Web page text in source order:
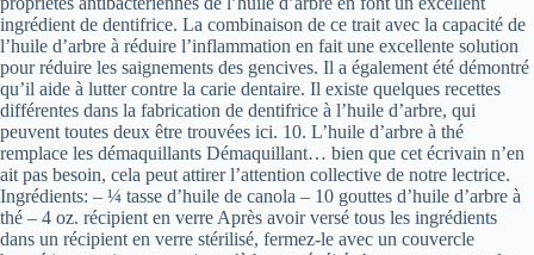
ingrédient de dentifrice. La combinaison de ce trait avec la capacité de
l’huile d’arbre à réduire l’inflammation en fait une excellente solution
pour réduire les saignements des gencives. Il a également été démontré
qu’il aide à lutter contre la carie dentaire. Il existe quelques recettes
différentes dans la fabrication de dentifrice à l’huile d’arbre, qui
peuvent toutes deux être trouvées ici. 10. L’huile d’arbre à thé
remplace les démaquillants Démaquillant… bien que cet écrivain n’en
ait pas besoin, cela peut attirer l’attention collective de notre lectrice.
Ingrédients: – ¼ tasse d’huile de canola – 10 gouttes d’huile d’arbre à
thé – 4 oz. récipient en verre Après avoir versé tous les ingrédients
dans un récipient en verre stérilisé, fermez-le avec un couvercle